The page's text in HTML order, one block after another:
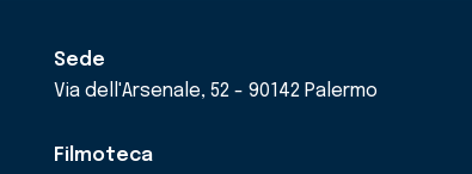
Sede
Via dell'Arsenale, 52 - 90142 Palermo
Filmoteca